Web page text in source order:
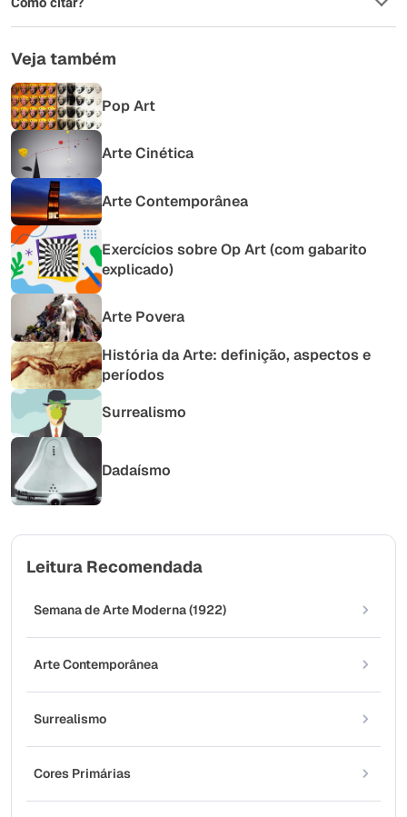
Veja também
Pop Art
Arte Cinética
Arte Contemporânea
Exercícios sobre Op Art (com gabarito
explicado)
Arte Povera
História da Arte: definição, aspectos e
períodos
Surrealismo
Dadaísmo
Leitura Recomendada
Semana de Arte Moderna (1922)
Arte Contemporânea
Surrealismo
Cores Primárias